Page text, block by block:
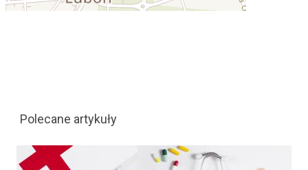
Polecane artykuły